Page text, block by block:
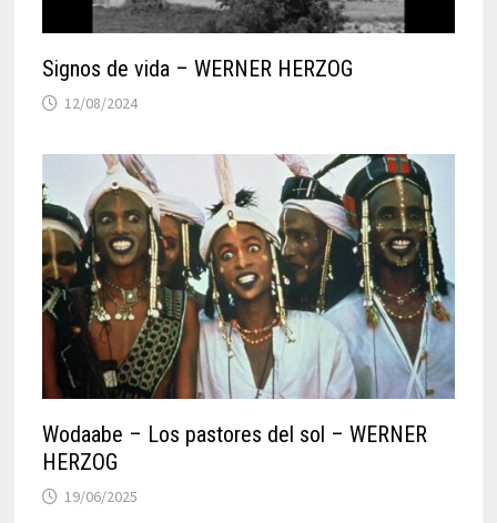
Signos de vida – WERNER HERZOG
12/08/2024
Wodaabe – Los pastores del sol – WERNER
HERZOG
19/06/2025